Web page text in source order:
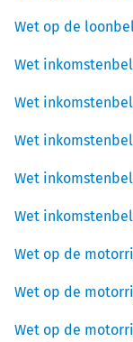
Wet op de
Wet
Wet
Wet
Wet
Wet
Wet op de
Wet op de
Wet op de